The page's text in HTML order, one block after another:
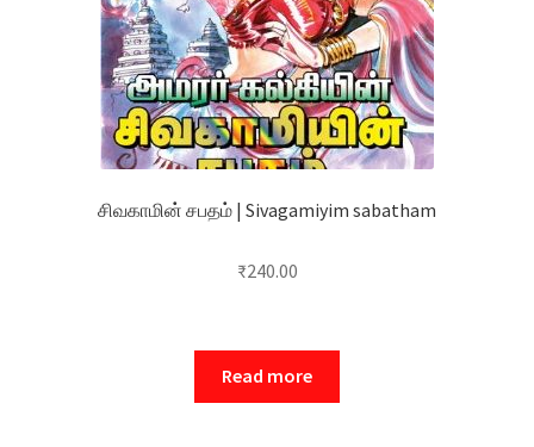
சிவகாமின் சபதம் | Sivagamiyim sabatham
₹240.00
Read more